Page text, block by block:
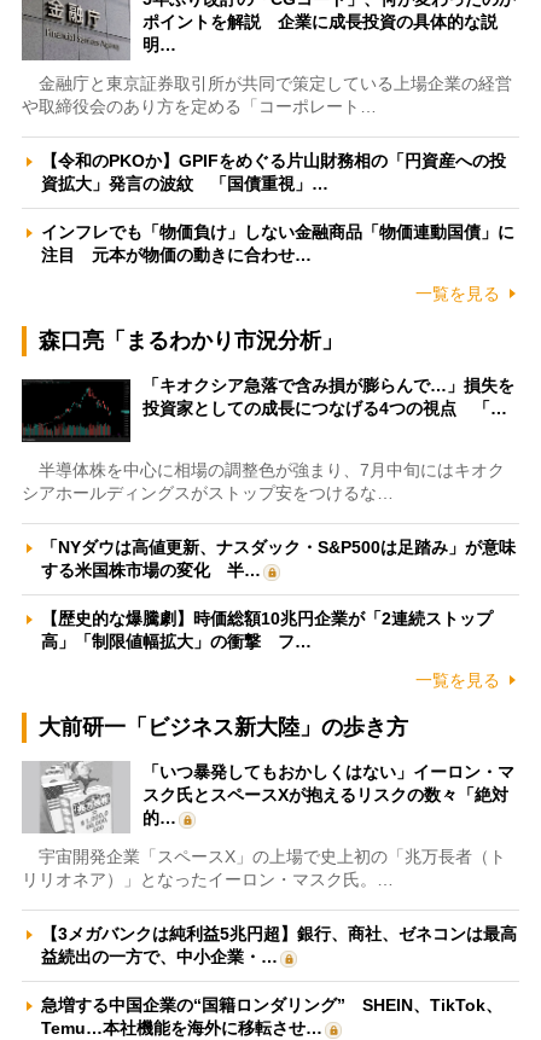
ポイントを解説 企業に成長投資の具体的な説
明…
金融庁と東京証券取引所が共同で策定している上場企業の経営
や取締役会のあり方を定める「コーポレート…
【令和のPKOか】GPIFをめぐる片山財務相の「円資産への投
資拡大」発言の波紋 「国債重視」…
インフレでも「物価負け」しない金融商品「物価連動国債」に
注目 元本が物価の動きに合わせ…
一覧を見る
森口亮「まるわかり市況分析」
「キオクシア急落で含み損が膨らんで…」損失を
投資家としての成長につなげる4つの視点 「…
半導体株を中心に相場の調整色が強まり、7月中旬にはキオク
シアホールディングスがストップ安をつけるな…
「NYダウは高値更新、ナスダック・S&P500は足踏み」が意味
する米国株市場の変化 半…
【歴史的な爆騰劇】時価総額10兆円企業が「2連続ストップ
高」「制限値幅拡大」の衝撃 フ…
一覧を見る
大前研一「ビジネス新大陸」の歩き方
「いつ暴発してもおかしくはない」イーロン・マ
スク氏とスペースXが抱えるリスクの数々「絶対
的…
宇宙開発企業「スペースX」の上場で史上初の「兆万長者（ト
リリオネア）」となったイーロン・マスク氏。…
【3メガバンクは純利益5兆円超】銀行、商社、ゼネコンは最高
益続出の一方で、中小企業・…
急増する中国企業の“国籍ロンダリング” SHEIN、TikTok、
Temu…本社機能を海外に移転させ…